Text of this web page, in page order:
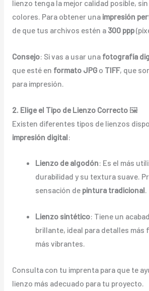
lienzo tenga la mejor calidad posible,
colores. Para obtener una impresión
de que tus archivos estén a 300 ppp
Consejo: Si vas a usar una fotografía
que esté en formato JPGo TIFF, que
para impresión.
2. Elige el Tipo de Lienzo Correcto🖼️
Existen diferentes tipos de lienzos
impresión digital:
Lienzo de algodón: Es el más
durabilidad y su textura suave.
sensación de pintura tradicional.
Lienzo sintético: Tiene un
brillante, ideal para detalles más
más vibrantes.
Consulta con tu imprenta para que te
lienzo más adecuado para tu proyecto.